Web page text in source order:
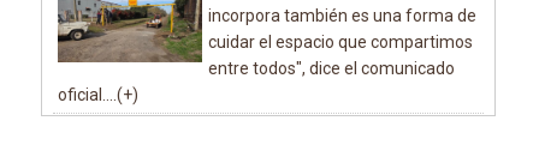
incorpora también es una forma de
cuidar el espacio que compartimos
entre todos", dice el comunicado
oficial....(+)